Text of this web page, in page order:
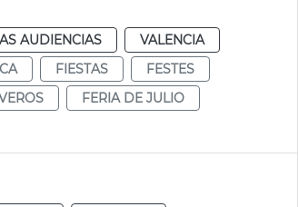
AUDIENCIAS
VALENCIA
FIESTAS
FESTES
FERIA DE JULIO